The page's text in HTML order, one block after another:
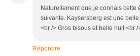
Naturellement que je connais cette
suivante. Kaysersberg est une
<br /> Gros bisous et belle nuit.<br
Répondre